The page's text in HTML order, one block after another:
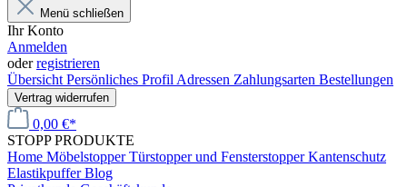
Menü schließen
Ihr Konto
Anmelden
oderregistrieren
Übersicht Persönliches Profil Adressen Zahlungsarten Bestellungen
Vertrag widerrufen
0,00 €*
STOPP PRODUKTE
Home Möbelstopper Türstopper und Fensterstopper Kantenschutz
Elastikpuffer Blog